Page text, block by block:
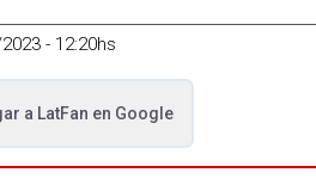
- 12:20hs
a LatFan en Google
pestaña